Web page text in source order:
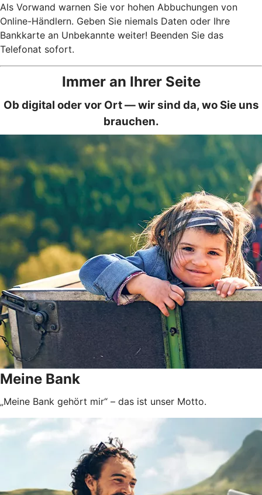
Als Vorwand warnen Sie vor hohen Abbuchungen von
Online-Händlern. Geben Sie niemals Daten oder Ihre
Bankkarte an Unbekannte weiter! Beenden Sie das
Telefonat sofort.
Immer an Ihrer Seite
Ob digital oder vor Ort — wir sind da, wo Sie uns
brauchen.
Meine Bank
„Meine Bank gehört mir“ – das ist unser Motto.